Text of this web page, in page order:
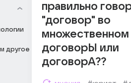
другое
правильно
"договор" во
множественном
договорЫ или
договорА??